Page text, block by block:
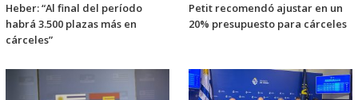
Heber: “Al final del período
habrá 3.500 plazas más en
cárceles”
Petit recomendó ajustar en un
20% presupuesto para cárceles